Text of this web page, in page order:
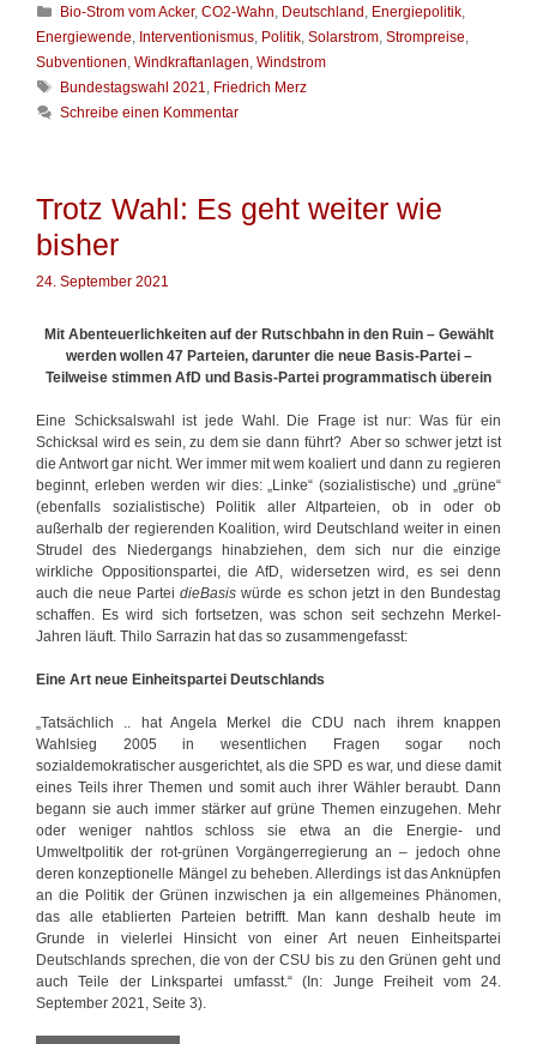
u
m
d
i
E
g
w
d
e
n
c
h
t
g
e
l
i
n
g
e
n
a
n
K
a
g
o
n
Bio-Strom vom Acker,CO2-Wahn, Deutschland , Energiepolitik,
Energiewende, Interventionismus, Politik, Solarstrom, Strompreise,
Subventionen, Windkraftanlagen, Windstrom
S
c
w
ö
r
t
Bundestagswahl 2021, Friedrich Merz
Schreibe einen Kommentar
Trotz Wahl: Es geht weiter wie
bisher
24. September 2021
Mit Abenteuerlichkeiten auf der Rutschbahn in den Ruin – Gewählt
werden wollen 47 Parteien, darunter die neue Basis-Partei –
Teilweise stimmen AfD und Basis-Partei programmatisch überein
Eine Schicksalswahl ist jede Wahl. Die Frage ist nur: Was für ein
Schicksal wird es sein, zu dem sie dann führt? Aber so schwer jetzt ist
die Antwort gar nicht. Wer immer mit wem koaliert und dann zu regieren
beginnt, erleben werden wir dies: „Linke“ (sozialistische) und „grüne“
(ebenfalls sozialistische) Politik aller Altparteien, ob in oder ob
außerhalb der regierenden Koalition, wird Deutschland weiter in einen
Strudel des Niedergangs hinabziehen, dem sich nur die einzige
wirkliche Oppositionspartei, die AfD, widersetzen wird, es sei denn
auch die neue ParteidieBasis würde es schon jetzt in den Bundestag
schaffen. Es wird sich fortsetzen, was schon seit sechzehn Merkel-
Jahren läuft. Thilo Sarrazin hat das so zusammengefasst:
Eine Art neue Einheitspartei Deutschlands
„Tatsächlich .. hat Angela Merkel die CDU nach ihrem knappen
Wahlsieg 2005 in wesentlichen Fragen sogar noch
sozialdemokratischer ausgerichtet, als die SPD es war, und diese damit
eines Teils ihrer Themen und somit auch ihrer Wähler beraubt. Dann
begann sie auch immer stärker auf grüne Themen einzugehen. Mehr
oder weniger nahtlos schloss sie etwa an die Energie- und
Umweltpolitik der rot-grünen Vorgängerregierung an – jedoch ohne
deren konzeptionelle Mängel zu beheben. Allerdings ist das Anknüpfen
an die Politik der Grünen inzwischen ja ein allgemeines Phänomen,
das alle etablierten Parteien betrifft. Man kann deshalb heute im
Grunde in vielerlei Hinsicht von einer Art neuen Einheitspartei
Deutschlands sprechen, die von der CSU bis zu den Grünen geht und
auch Teile der Linkspartei umfasst.“ (In: Junge Freiheit vom 24.
September 2021, Seite 3).